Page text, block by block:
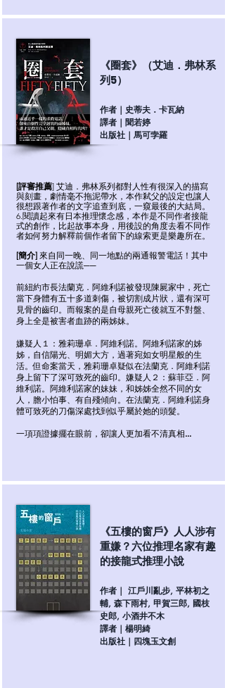
《圈套》（艾迪．弗林系
列5）
作者｜史蒂夫．卡瓦納
譯者｜聞若婷
出版社｜馬可孛羅
[評審推薦] 艾迪．弗林系列都對人性有很深入的描寫
與刻畫，劇情毫不拖泥帶水，本作弒父的設定也讓人
很想跟著作者的文字追查到底，一窺最後的大結局。
6.閱讀起來有日本推理懷念感，本作是不同作者接龍
式的創作，比起故事本身，用後設的角度去看不同作
者如何努力解釋前個作者留下的線索更是樂趣所在。
[簡介] 來自同一晚、同一地點的兩通報警電話！其中
一個女人正在說謊──
前紐約市長法蘭克．阿維利諾被發現陳屍家中，死亡
當下身體有五十多道刺傷，被切割成片狀，還有深可
見骨的齒印。而報案的是自母親死亡後就互不對盤、
身上全是被害者血跡的兩姊妹。
嫌疑人１：雅莉珊卓．阿維利諾。阿維利諾家的姊
姊，自信陽光、明媚大方，過著宛如女明星般的生
活。但命案當天，雅莉珊卓疑似在法蘭克．阿維利諾
身上留下了深可致死的齒印。嫌疑人２：蘇菲亞．阿
維利諾。阿維利諾家的妹妹，和姊姊全然不同的女
人，膽小怕事、有自殘傾向。在法蘭克．阿維利諾身
體可致死的刀傷深處找到似乎屬於她的頭髮。
一項項證據擺在眼前，卻讓人更加看不清真相…
《五樓的窗戶》人人涉有
重嫌？六位推理名家有趣
的接龍式推理小說
作者｜ 江戶川亂步, 平林初之
輔, 森下雨村, 甲賀三郎, 國枝
史郎, 小酒井不木
譯者｜楊明綺
出版社｜四塊玉文創